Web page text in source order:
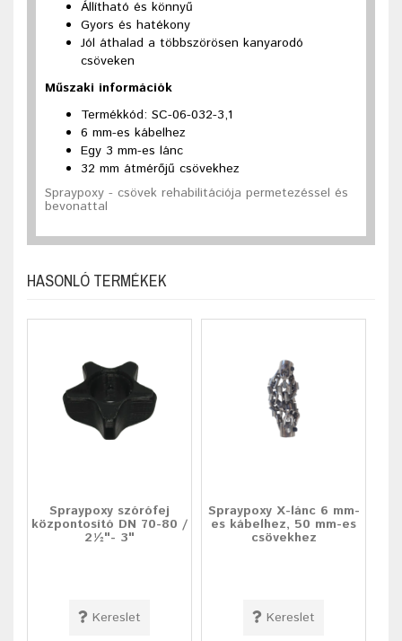
Állítható és könnyű
Gyors és hatékony
Jól áthalad a többszörösen kanyarodó
csöveken
Műszaki információk
Termékkód: SC-06-032-3,1
6 mm-es kábelhez
Egy 3 mm-es lánc
32 mm átmérőjű csövekhez
Spraypoxy - csövek rehabilitációja permetezéssel és
bevonattal
HASONLÓ TERMÉKEK
Spraypoxy szórófej
központosító DN 70-80 /
2½"- 3"
Kereslet
Spraypoxy X-lánc 6 mm-
es kábelhez, 50 mm-es
csövekhez
Kereslet